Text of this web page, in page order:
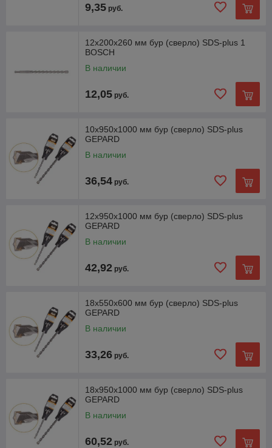
9,35 руб.
12х200х260 мм бур (сверло) SDS-plus 1
BOSCH
В наличии
12,05 руб.
10х950х1000 мм бур (сверло) SDS-plus
GEPARD
В наличии
36,54 руб.
12х950х1000 мм бур (сверло) SDS-plus
GEPARD
В наличии
42,92 руб.
18х550х600 мм бур (сверло) SDS-plus
GEPARD
В наличии
33,26 руб.
18х950х1000 мм бур (сверло) SDS-plus
GEPARD
В наличии
60,52 руб.